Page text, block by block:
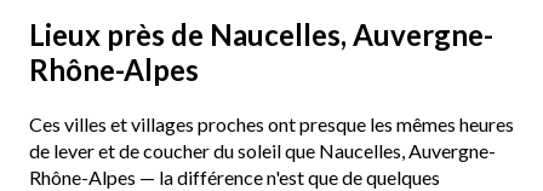
Lieux près de Naucelles, Auvergne-
Rhône-Alpes
Ces villes et villages proches ont presque les mêmes heures
de lever et de coucher du soleil que Naucelles, Auvergne-
Rhône-Alpes — la différence n'est que de quelques